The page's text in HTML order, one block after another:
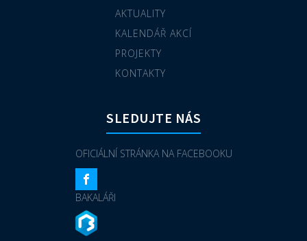
AKTUALITY
KALENDÁŘ AKCÍ
PROJEKTY
KONTAKTY
SLEDUJTE NÁS
OFICIÁLNÍ STRÁNKA NA FACEBOOKU
BAKALÁŘI